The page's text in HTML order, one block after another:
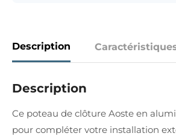
Description
Description
Ce poteau de clôture Aoste en
pour compléter votre installation